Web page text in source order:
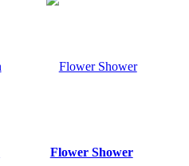
Flower Shower